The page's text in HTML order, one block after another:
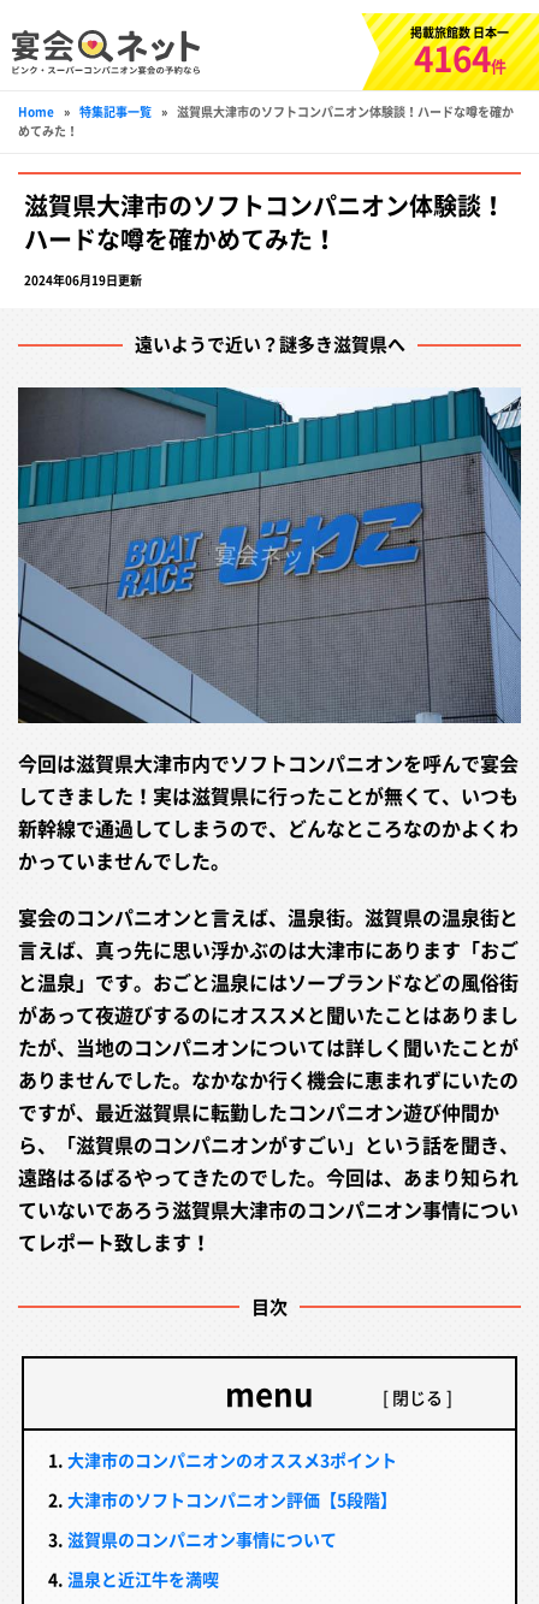
掲載旅館数 日本一
4164件
Home » 特集記事一覧 » 滋賀県大津市のソフトコンパニオン体験談！ハードな噂を確か
めてみた！
滋賀県大津市のソフトコンパニオン体験談！
ハードな噂を確かめてみた！
2024年06月19日更新
遠いようで近い？謎多き滋賀県へ
今回は滋賀県大津市内でソフトコンパニオンを呼んで宴会
してきました！実は滋賀県に行ったことが無くて、いつも
新幹線で通過してしまうので、どんなところなのかよくわ
かっていませんでした。
宴会のコンパニオンと言えば、温泉街。滋賀県の温泉街と
言えば、真っ先に思い浮かぶのは大津市にあります「おご
と温泉」です。おごと温泉にはソープランドなどの風俗街
があって夜遊びするのにオススメと聞いたことはありまし
たが、当地のコンパニオンについては詳しく聞いたことが
ありませんでした。なかなか行く機会に恵まれずにいたの
ですが、最近滋賀県に転勤したコンパニオン遊び仲間か
ら、「滋賀県のコンパニオンがすごい」という話を聞き、
遠路はるばるやってきたのでした。今回は、あまり知られ
ていないであろう滋賀県大津市のコンパニオン事情につい
てレポート致します！
目次
menu
大津市のコンパニオンのオススメ3ポイント
大津市のソフトコンパニオン評価【5段階】
滋賀県のコンパニオン事情について
温泉と近江牛を満喫